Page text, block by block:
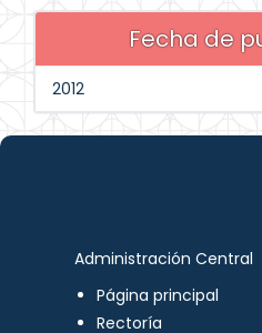
Fecha de
2012
Administración Central
Página principal
Rectoría